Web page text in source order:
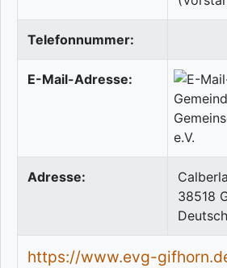
Telefonnummer:
E-Mail-Adresse:
Adresse:
38518
https://www.evg-